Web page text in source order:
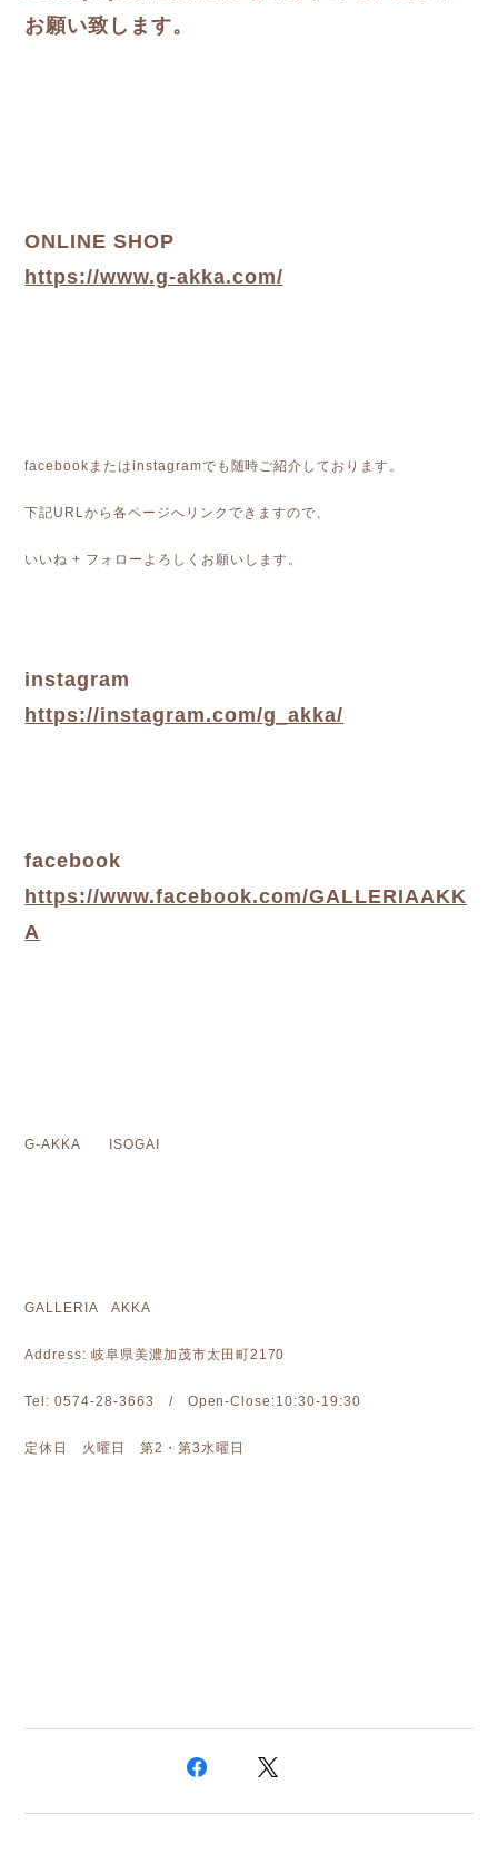
お願い致します。
ONLINE SHOP
https://www.g-akka.com/
facebookまたはinstagramでも随時ご紹介しております。
下記URLから各ページへリンクできますので、
いいね + フォローよろしくお願いします。
instagram
https://instagram.com/g_akka/
facebook
https://www.facebook.com/GALLERIAAKK
A
G-AKKA ISOGAI
GALLERIA AKKA
Address: 岐阜県美濃加茂市太田町2170
Tel: 0574-28-3663 / Open-Close:10:30-19:30
定休日 火曜日 第2・第3水曜日